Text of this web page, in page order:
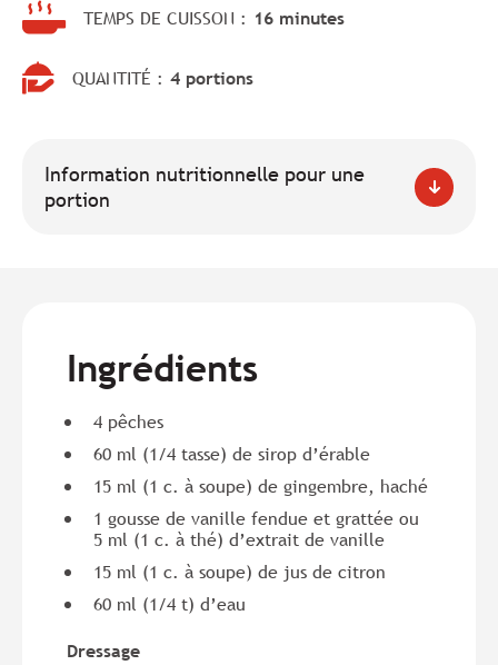
TEMPS DE CUISSON : 16 minutes
QUANTITÉ : 4 portions
Information nutritionnelle pour une
portion
Ingrédients
4 pêches
60 ml (1/4 tasse) de sirop d’érable
15 ml (1 c. à soupe) de gingembre, haché
1 gousse de vanille fendue et grattée ou
5 ml (1 c. à thé) d’extrait de vanille
15 ml (1 c. à soupe) de jus de citron
60 ml (1/4 t) d’eau
Dressage